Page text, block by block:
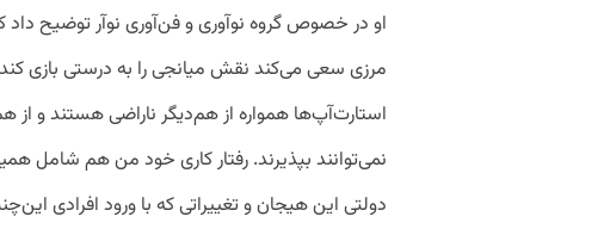
او در خصوص گروه نوآوری و فن‌آوری نوآر توضیح
مرزی سعی می‌کند نقش میانجی را به درستی بازی
استارت‌آپ‌ها همواره از هم‌دیگر ناراضی هستند و از هم
نمی‌توانند بپذیرند. رفتار کاری خود من هم شامل
دولتی این هیجان و تغییراتی که با ورود افرادی